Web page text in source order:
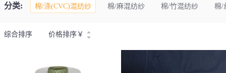
分类: 棉/涤(CVC)混纺纱 棉/麻混纺纱 棉/竹混纺纱 棉/
综合排序 价格排序 ￥